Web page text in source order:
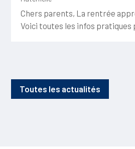
Chers parents, La rentrée
Voici toutes les infos pratiques
Toutes les actualités